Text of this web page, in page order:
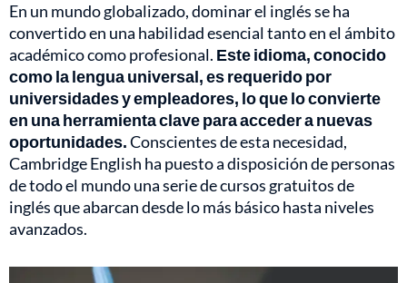
En un mundo globalizado, dominar el inglés se ha
convertido en una habilidad esencial tanto en el ámbito
académico como profesional. Este idioma, conocido
como la lengua universal, es requerido por
universidades y empleadores, lo que lo convierte
en una herramienta clave para acceder a nuevas
oportunidades.Conscientes de esta necesidad,
Cambridge English ha puesto a disposición de personas
de todo el mundo una serie de cursos gratuitos de
inglés que abarcan desde lo más básico hasta niveles
avanzados.